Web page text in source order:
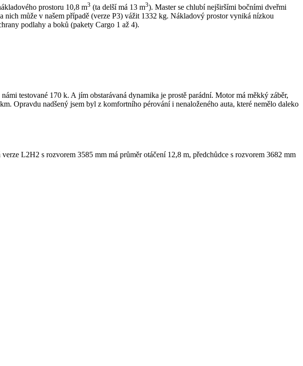
prostoru 10,8 m3 (ta delší má 13 m3). Master se chlubí nejširšími bočními dveřmi
může v našem případě (verze P3) vážit 1332 kg. Nákladový prostor vyniká nízkou
podlahy a boků (pakety Cargo 1 až 4).
testované 170 k. A jím obstarávaná dynamika je prostě parádní. Motor má měkký záběr,
Opravdu nadšený jsem byl z komfortního pérování i nenaloženého auta, které nemělo daleko
L2H2 s rozvorem 3585 mm má průměr otáčení 12,8 m, předchůdce s rozvorem 3682 mm